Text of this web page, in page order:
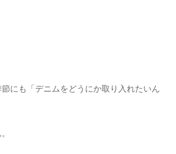
にも「デニムをどうにか取り入れたいん